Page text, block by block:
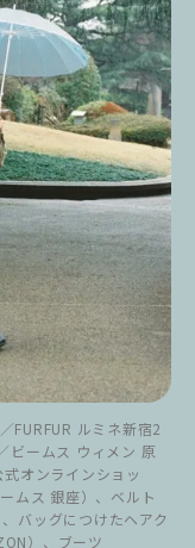
FURFUR ルミネ新宿2
ビームス ウィメン 原
オンラインショッ
ムス 銀座）、ベルト
バッグにつけたヘアク
）、ブーツ